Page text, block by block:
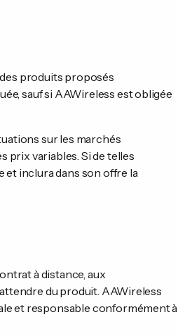
produits proposés
sauf si AAWireless est obligée
sur les marchés
prix variables. Si de telles
inclura dans son offre la
à distance, aux
du produit. AAWireless
et responsable conformément à